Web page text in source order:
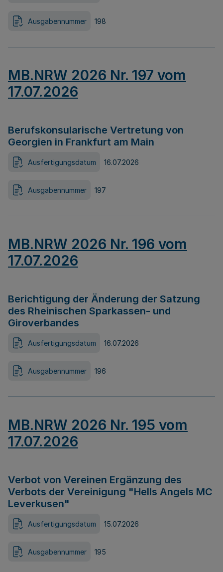
Ausgabennummer 198
MB.NRW 2026 Nr. 197 vom
17.07.2026
Berufskonsularische Vertretung von
Georgien in Frankfurt am Main
Ausfertigungsdatum 16.07.2026
Ausgabennummer 197
MB.NRW 2026 Nr. 196 vom
17.07.2026
Berichtigung der Änderung der Satzung
des Rheinischen Sparkassen- und
Giroverbandes
Ausfertigungsdatum 16.07.2026
Ausgabennummer 196
MB.NRW 2026 Nr. 195 vom
17.07.2026
Verbot von Vereinen Ergänzung des
Verbots der Vereinigung "Hells Angels MC
Leverkusen"
Ausfertigungsdatum 15.07.2026
Ausgabennummer 195